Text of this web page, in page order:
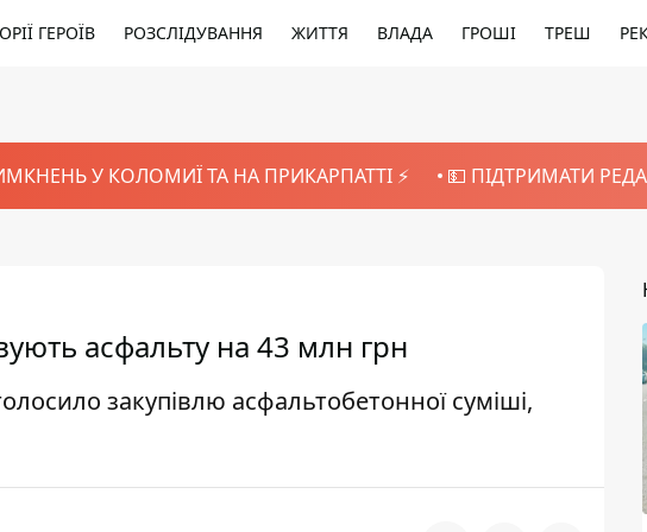
ГЕРОЇВ РОЗСЛІДУВАННЯ ЖИТТЯ ВЛАДА ГРОШІ ТРЕШ
У КОЛОМИЇ ТА НА ПРИКАРПАТТІ ⚡️ 💵 ПІДТРИМАТИ
асфальту на 43 млн грн
закупівлю асфальтобетонної суміші,